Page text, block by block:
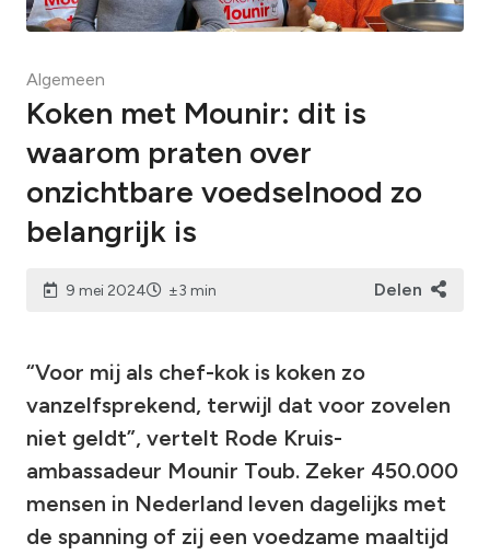
Algemeen
Koken met Mounir: dit is
waarom praten over
onzichtbare voedselnood zo
belangrijk is
9 mei 2024 ±3 min Delen
“Voor mij als chef-kok is koken zo
vanzelfsprekend, terwijl dat voor zovelen
niet geldt”, vertelt Rode Kruis-
ambassadeur Mounir Toub. Zeker 450.000
mensen in Nederland leven dagelijks met
de spanning of zij een voedzame maaltijd